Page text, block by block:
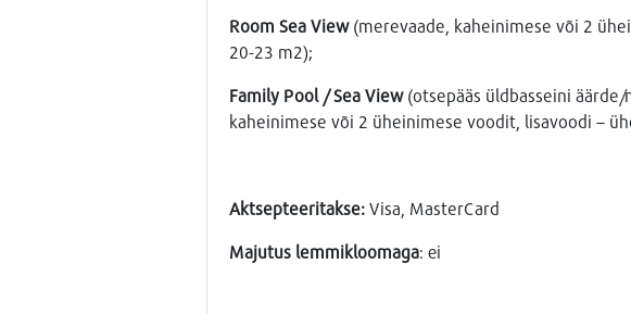
Room Sea View(merevaade, kaheinimese või 2
20-23 m2);
Family Pool / Sea View(otsepääs üldbasseini äärde/
kaheinimese või 2 üheinimese voodit, lisavoodi –
Aktsepteeritakse: Visa, MasterCard
Majutus lemmikloomaga: еi